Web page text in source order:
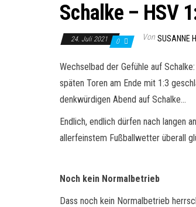
Schalke – HSV
24. Juli 2021 0 Von SUSANNE
Wechselbad der Gefühle auf
späten Toren am Ende mit 1:3
denkwürdigen Abend auf Schalke…
Endlich, endlich dürfen nach langen
allerfeinstem Fußballwetter überall
Noch kein Normalbetrieb
Dass noch kein Normalbetrieb